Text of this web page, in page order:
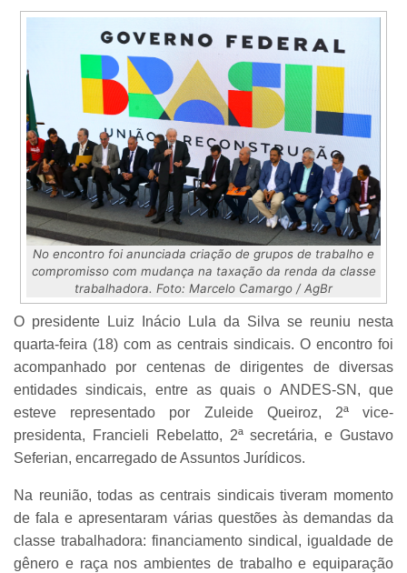
No encontro foi anunciada criação de grupos de trabalho e
compromisso com mudança na taxação da renda da classe
trabalhadora. Foto: Marcelo Camargo / AgBr
O presidente Luiz Inácio Lula da Silva se reuniu nesta
quarta-feira (18) com as centrais sindicais. O encontro foi
acompanhado por centenas de dirigentes de diversas
entidades sindicais, entre as quais o ANDES-SN, que
esteve representado por Zuleide Queiroz, 2ª vice-
presidenta, Francieli Rebelatto, 2ª secretária, e Gustavo
Seferian, encarregado de Assuntos Jurídicos.
Na reunião, todas as centrais sindicais tiveram momento
de fala e apresentaram várias questões às demandas da
classe trabalhadora: financiamento sindical, igualdade de
gênero e raça nos ambientes de trabalho e equiparação